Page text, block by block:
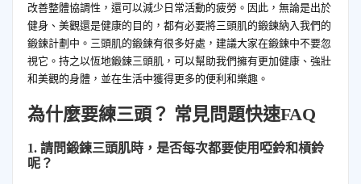
改善整體協調性，還可以減少日常活動的疲勞。因此，無論是出於
健身、美觀還是健康的目的，都有必要將三頭肌的鍛鍊納入我們的
鍛鍊計劃中。三頭肌的鍛鍊有很多好處，建議大家在鍛鍊中不要忽
視它。持之以恆地鍛鍊三頭肌，可以幫助我們擁有更加健康、強壯
和美觀的身體，並在生活中獲得更多的便利和樂趣。
為什麼要練三頭？ 常見問題快速FAQ
1. 請問鍛鍊三頭肌時，是否每次都要使用啞鈴和槓鈴
呢？